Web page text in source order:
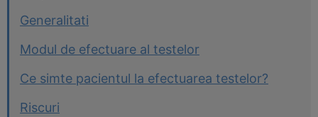
Generalitati
Modul de efectuare al testelor
Ce simte pacientul la efectuarea testelor?
Riscuri